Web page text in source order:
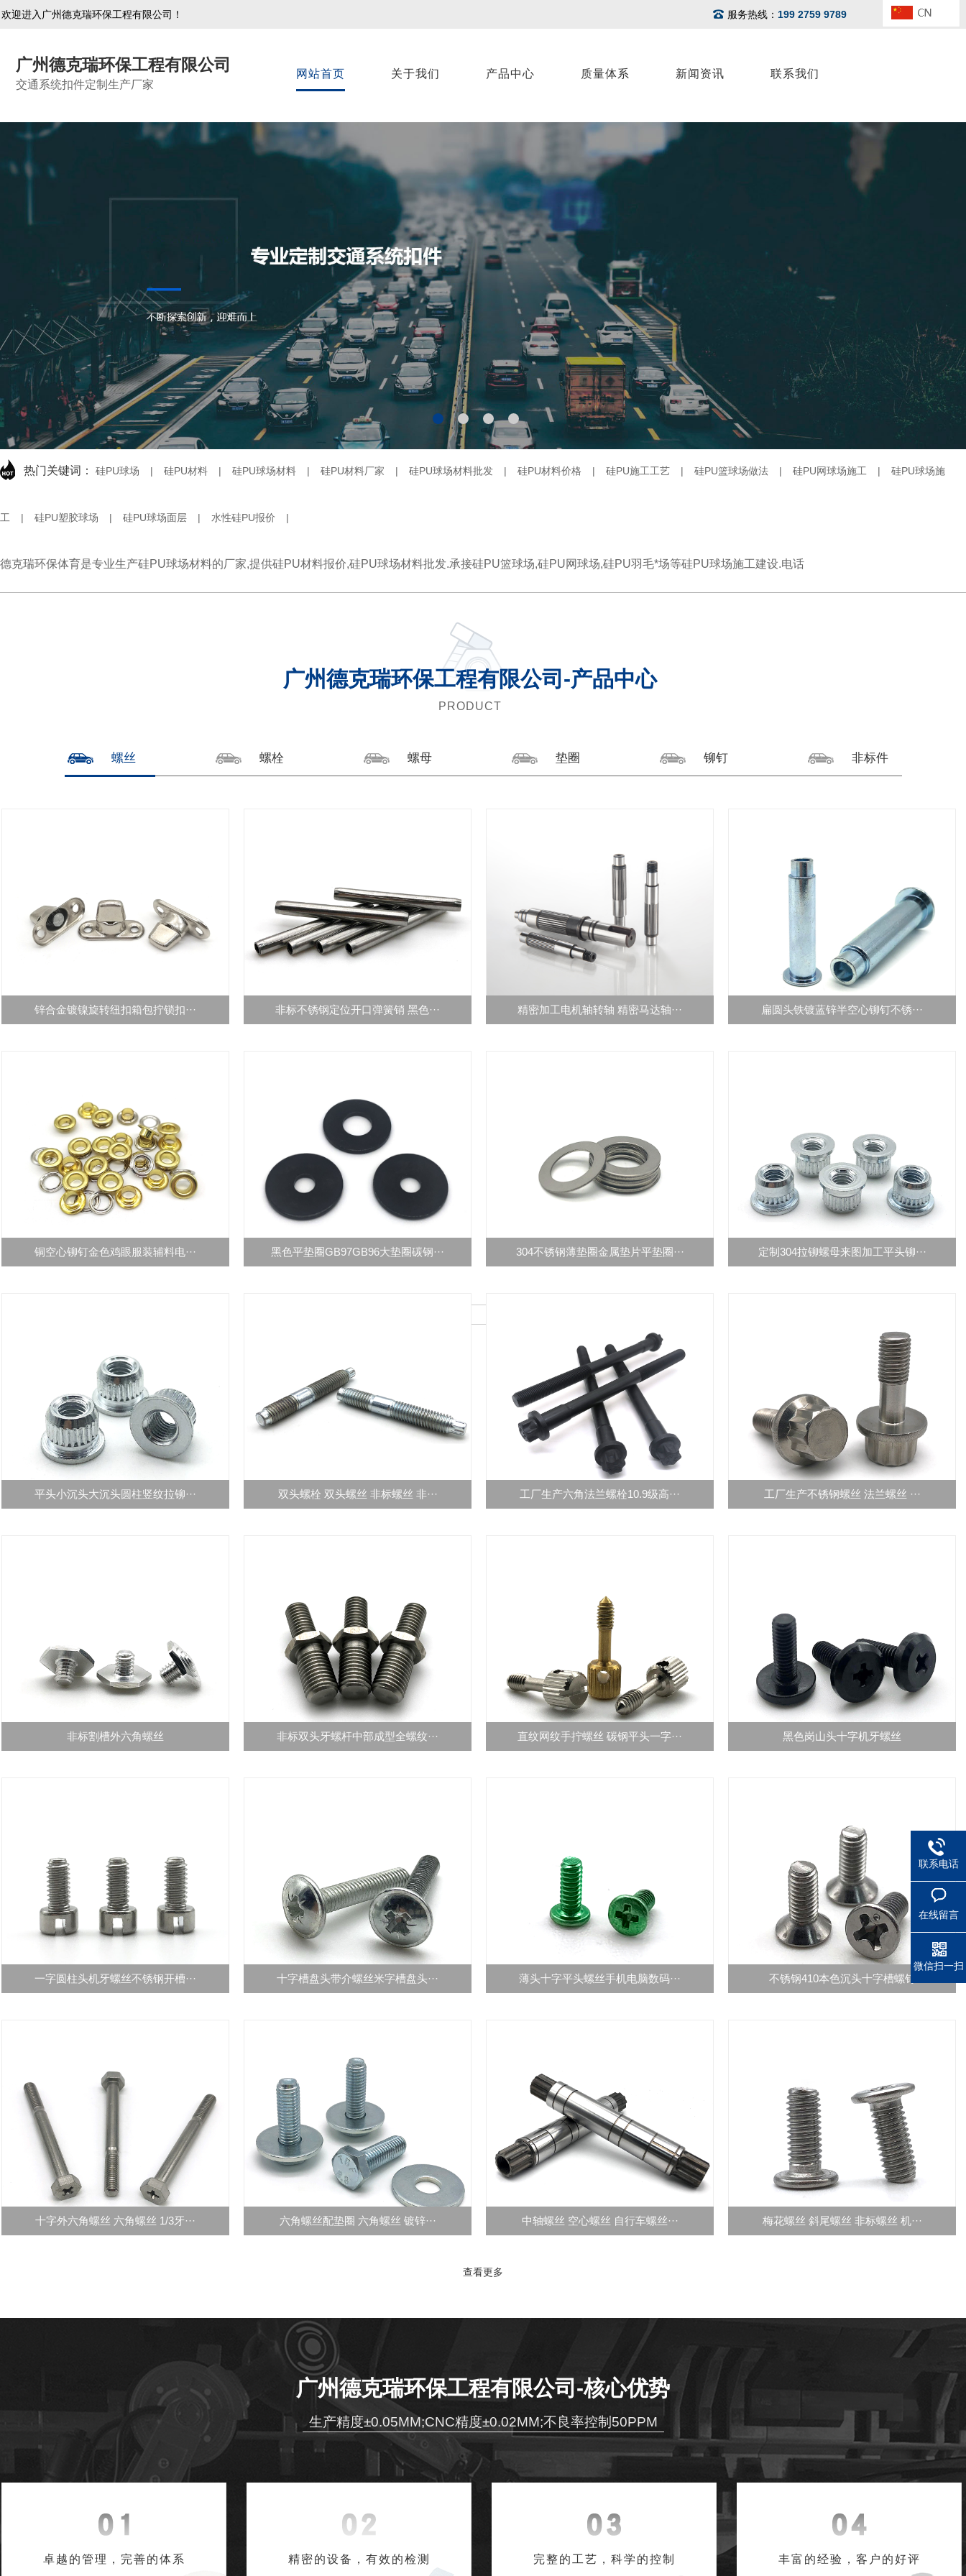
欢迎进入广州德克瑞环保工程有限公司！ 服务热线： 199 2759 9789
广州德克瑞环保工程有限公司
交通系统扣件定制生产厂家
网站首页 关于我们 产品中心 质量体系 新闻资讯 联系我们
热门关键词： 硅PU球场 | 硅PU材料 | 硅PU球场材料 | 硅PU材料厂家 | 硅PU球场材料批发 | 硅PU材料价格 | 硅PU施工工艺 | 硅PU篮球场做法 | 硅PU网球场施工 | 硅PU球场施
工 | 硅PU塑胶球场 | 硅PU球场面层 | 水性硅PU报价 |
德克瑞环保体育是专业生产硅PU球场材料的厂家,提供硅PU材料报价,硅PU球场材料批发.承接硅PU篮球场,硅PU网球场,硅PU羽毛*场等硅PU球场施工建设.电话
广州德克瑞环保工程有限公司-产品中心
PRODUCT
螺丝 螺栓 螺母 垫圈 铆钉 非标件
锌合金镀镍旋转纽扣箱包拧锁扣··· 非标不锈钢定位开口弹簧销 黑色··· 精密加工电机轴转轴 精密马达轴··· 扁圆头铁镀蓝锌半空心铆钉不锈···
铜空心铆钉金色鸡眼服装辅料电··· 黑色平垫圈GB97GB96大垫圈碳钢··· 304不锈钢薄垫圈金属垫片平垫圈··· 定制304拉铆螺母来图加工平头铆···
平头小沉头大沉头圆柱竖纹拉铆··· 双头螺栓 双头螺丝 非标螺丝 非··· 工厂生产六角法兰螺栓10.9级高··· 工厂生产不锈钢螺丝 法兰螺丝 ···
非标割槽外六角螺丝 非标双头牙螺杆中部成型全螺纹··· 直纹网纹手拧螺丝 碳钢平头一字··· 黑色岗山头十字机牙螺丝
一字圆柱头机牙螺丝不锈钢开槽··· 十字槽盘头带介螺丝米字槽盘头··· 薄头十字平头螺丝手机电脑数码··· 不锈钢410本色沉头十字槽螺钉
十字外六角螺丝 六角螺丝 1/3牙··· 六角螺丝配垫圈 六角螺丝 镀锌··· 中轴螺丝 空心螺丝 自行车螺丝··· 梅花螺丝 斜尾螺丝 非标螺丝 机···
查看更多
广州德克瑞环保工程有限公司-核心优势
生产精度±0.05MM;CNC精度±0.02MM;不良率控制50PPM
卓越的管理，完善的体系 精密的设备，有效的检测 完整的工艺，科学的控制 丰富的经验，客户的好评
联系电话
在线留言
微信扫一扫